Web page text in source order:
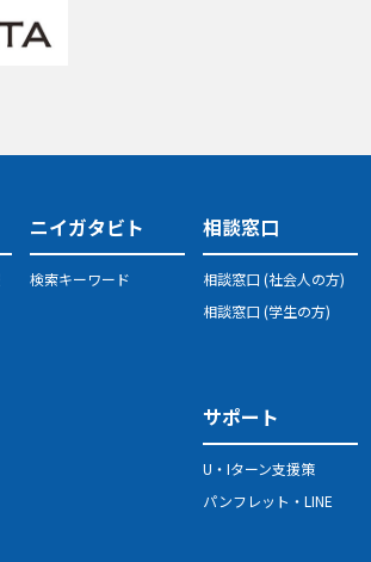
ニイガタビト
検索キーワード
相談窓口
相談窓口 (社会人の方)
相談窓口 (学生の方)
サポート
U・Iターン支援策
パンフレット・LINE